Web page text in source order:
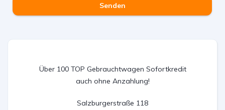
Senden
Über 100 TOP Gebrauchtwagen Sofortkredit
auch ohne Anzahlung!
Salzburgerstraße 118